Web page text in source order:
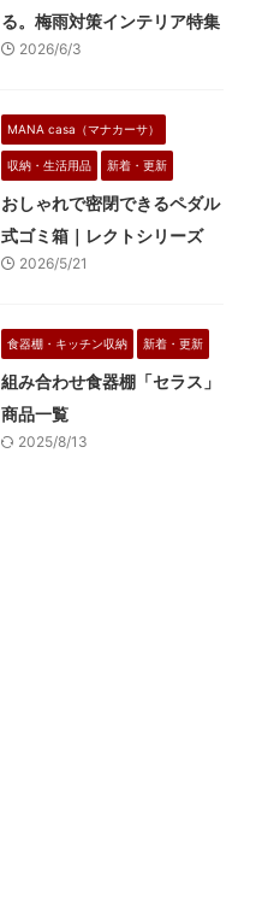
る。梅雨対策インテリア特集
2026/6/3
MANA casa（マナカーサ）
収納・生活用品 新着・更新
おしゃれで密閉できるペダル
式ゴミ箱｜レクトシリーズ
2026/5/21
食器棚・キッチン収納 新着・更新
組み合わせ食器棚「セラス」
商品一覧
2025/8/13